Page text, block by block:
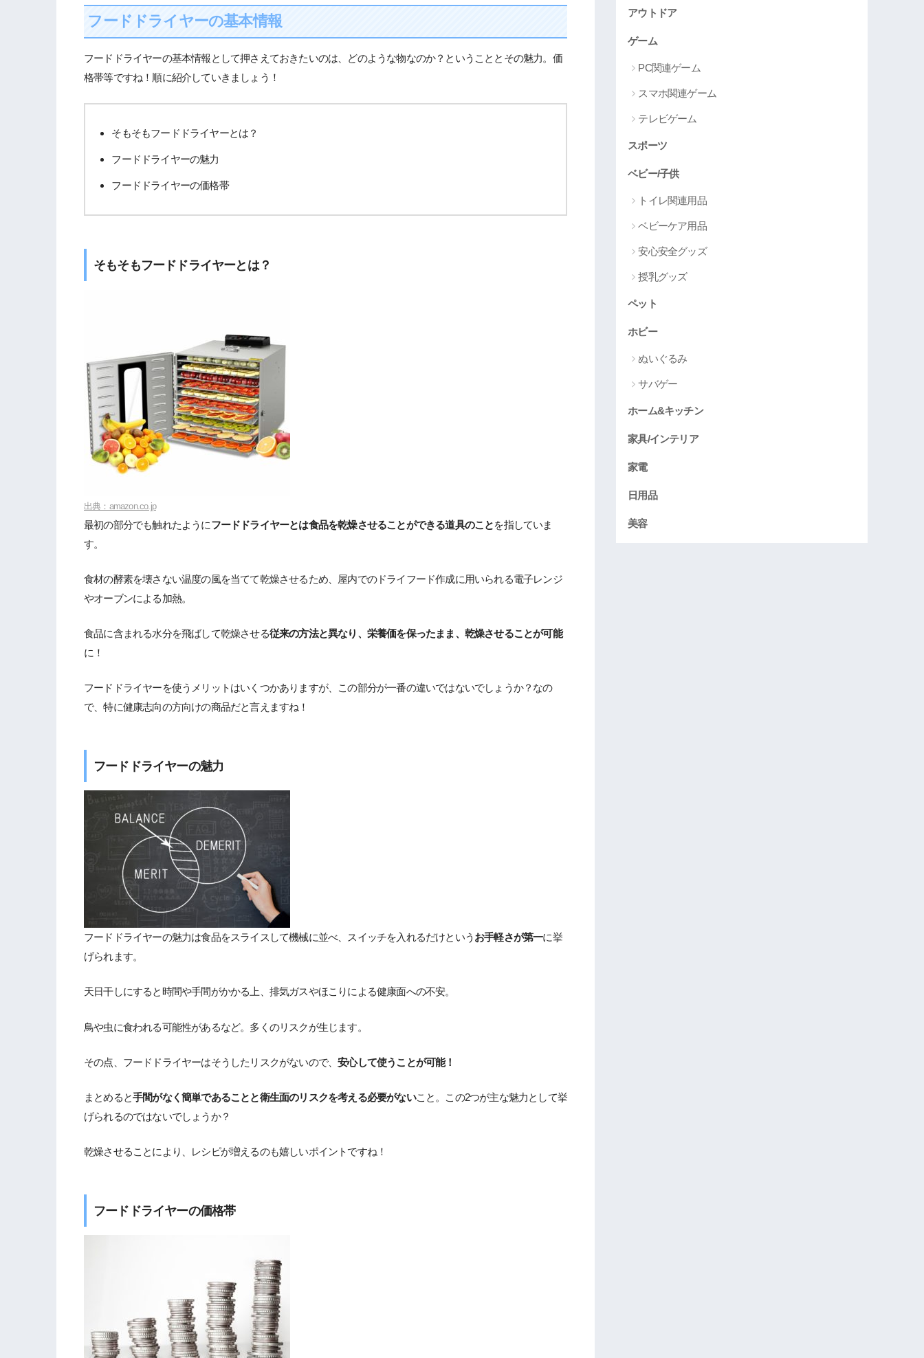
フードドライヤーの基本情報
フードドライヤーの基本情報として押さえておきたいのは、どのような物なのか？ということとその魅力。価
格帯等ですね！順に紹介していきましょう！
そもそもフードドライヤーとは？
フードドライヤーの魅力
フードドライヤーの価格帯
そもそもフードドライヤーとは？
出典：amazon.co.jp
最初の部分でも触れたようにフードドライヤーとは食品を乾燥させることができる道具のことを指していま
す。
食材の酵素を壊さない温度の風を当てて乾燥させるため、屋内でのドライフード作成に用いられる電子レンジ
やオーブンによる加熱。
食品に含まれる水分を飛ばして乾燥させる従来の方法と異なり、栄養価を保ったまま、乾燥させることが可能
に！
フードドライヤーを使うメリットはいくつかありますが、この部分が一番の違いではないでしょうか？なの
で、特に健康志向の方向けの商品だと言えますね！
フードドライヤーの魅力
フードドライヤーの魅力は食品をスライスして機械に並べ、スイッチを入れるだけという お手軽さが第一に挙
げられます。
天日干しにすると時間や手間がかかる上、排気ガスやほこりによる健康面への不安。
鳥や虫に食われる可能性があるなど。多くのリスクが生じます。
その点、フードドライヤーはそうしたリスクがないので、安心して使うことが可能！
まとめると手間がなく簡単であることと衛生面のリスクを考える必要がないこと。この2つが主な魅力として挙
げられるのではないでしょうか？
乾燥させることにより、レシピが増えるのも嬉しいポイントですね！
フードドライヤーの価格帯
アウトドア
ゲーム
PC関連ゲーム
スマホ関連ゲーム
テレビゲーム
スポーツ
ベビー/子供
トイレ関連用品
ベビーケア用品
安心安全グッズ
授乳グッズ
ペット
ホビー
ぬいぐるみ
サバゲー
ホーム&キッチン
家具/インテリア
家電
日用品
美容